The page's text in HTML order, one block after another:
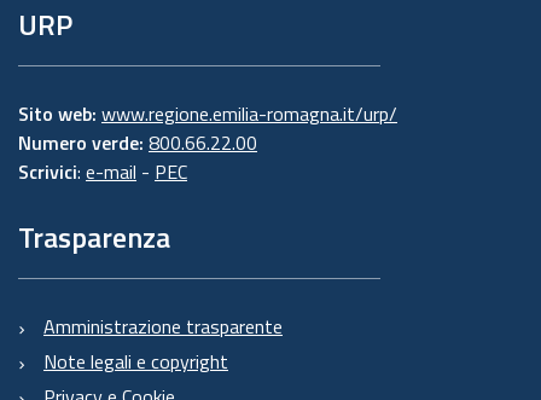
URP
Sito web: www.regione.emilia-romagna.it/urp/
Numero verde: 800.66.22.00
Scrivici: e-mail - PEC
Trasparenza
Amministrazione trasparente
Note legali e copyright